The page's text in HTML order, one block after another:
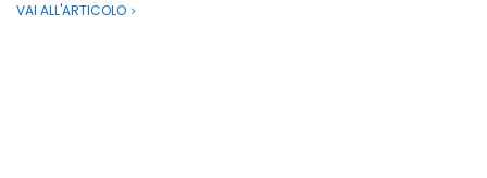
VAI ALL'ARTICOLO